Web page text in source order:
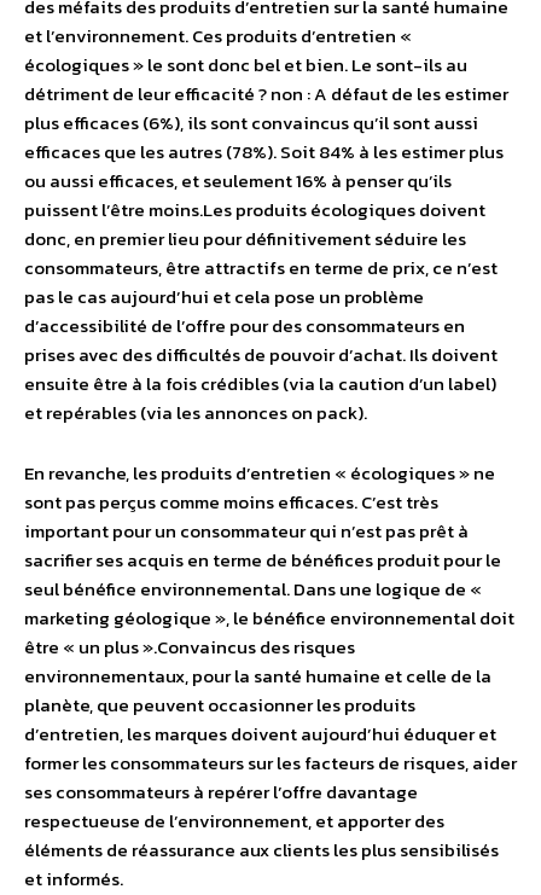
des méfaits des produits d’entretien sur la santé humaine
et l’environnement. Ces produits d’entretien «
écologiques » le sont donc bel et bien. Le sont-ils au
détriment de leur efficacité ? non : A défaut de les estimer
plus efficaces (6%), ils sont convaincus qu’il sont aussi
efficaces que les autres (78%). Soit 84% à les estimer plus
ou aussi efficaces, et seulement 16% à penser qu’ils
puissent l’être moins.Les produits écologiques doivent
donc, en premier lieu pour définitivement séduire les
consommateurs, être attractifs en terme de prix, ce n’est
pas le cas aujourd’hui et cela pose un problème
d’accessibilité de l’offre pour des consommateurs en
prises avec des difficultés de pouvoir d’achat. Ils doivent
ensuite être à la fois crédibles (via la caution d’un label)
et repérables (via les annonces on pack).
En revanche, les produits d’entretien « écologiques » ne
sont pas perçus comme moins efficaces. C’est très
important pour un consommateur qui n’est pas prêt à
sacrifier ses acquis en terme de bénéfices produit pour le
seul bénéfice environnemental. Dans une logique de «
marketing géologique », le bénéfice environnemental doit
être « un plus ».Convaincus des risques
environnementaux, pour la santé humaine et celle de la
planète, que peuvent occasionner les produits
d’entretien, les marques doivent aujourd’hui éduquer et
former les consommateurs sur les facteurs de risques, aider
ses consommateurs à repérer l’offre davantage
respectueuse de l’environnement, et apporter des
éléments de réassurance aux clients les plus sensibilisés
et informés.